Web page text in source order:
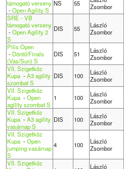
támogató verseny
-Open Agility S
NS 55
Zsombor
SRE - VB
támogató verseny
-Open Agility 2
S
DIS 55
László
Zsombor
Pilis Open
- Döntő/Finals
(Vas/Sun) S
DIS 51
László
Zsombor
VII. Szigetköz
Kupa-A3 agility
szombat S
DIS 100
László
Zsombor
VII. Szigetköz
Kupa-Open
agility szombat S
1 100
László
Zsombor
VII. Szigetköz
Kupa-A3 agility
vasárnap S
DIS 100
László
Zsombor
VII. Szigetköz
Kupa-Open
jumping vasárnap
S
4 100
László
Zsombor
VII. Szigetköz
László